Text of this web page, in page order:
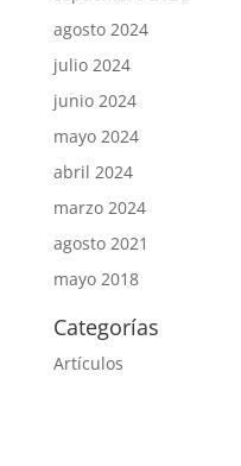
agosto 2024
julio 2024
junio 2024
mayo 2024
abril 2024
marzo 2024
agosto 2021
mayo 2018
Categorías
Artículos